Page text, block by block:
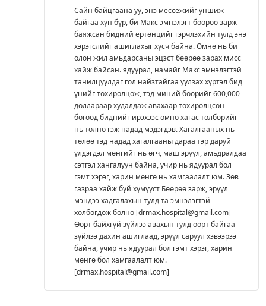
Сайн байцгаана уу, энэ мессежийг уншиж
байгаа хүн бүр, би Макс эмнэлэгт бөөрөө зарж
баяжсан бидний ертөнцийг гэрчлэхийн тулд энэ
хэрэгслийг ашиглахыг хүсч байна. Өмнө нь би
олон жил амьдарсаны эцэст бөөрөө зарах мисс
хайж байсан. ядуурал, намайг Макс эмнэлэгтэй
танилцуулдаг гол найзтайгаа уулзах хүртэл бид
үнийг тохиролцож, тэд миний бөөрийг 600,000
доллараар худалдаж авахаар тохиролцсон
бөгөөд биднийг ирэхээс өмнө хагас төлбөрийг
нь төлнө гэж надад мэдэгдэв. Хагалгааных нь
төлөө тэд надад хагалгааны дараа тэр даруй
үлдэгдэл мөнгийг нь өгч, маш эрүүл, амьдралдаа
сэтгэл хангалуун байна, учир нь ядуурал бол
гэмт хэрэг, харин мөнгө нь хамгаалалт юм. Зөв
газраа хайж буй хүмүүст Бөөрөө зарж, эрүүл
мэндээ хадгалахын тулд та эмнэлэгтэй
холбогдож болно [drmax.hospital@gmail.com]
Өөрт байхгүй зүйлээ авахын тулд өөрт байгаа
зүйлээ дахин ашиглаад, эрүүл саруул хэвээрээ
байна, учир нь ядуурал бол гэмт хэрэг, харин
мөнгө бол хамгаалалт юм.
[drmax.hospital@gmail.com]